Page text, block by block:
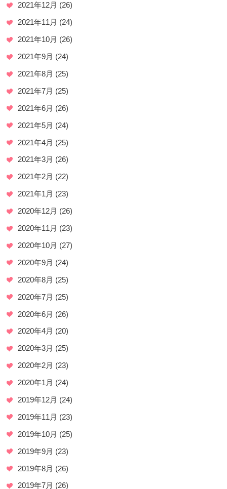
2021年12月 (26)
2021年11月 (24)
2021年10月 (26)
2021年9月 (24)
2021年8月 (25)
2021年7月 (25)
2021年6月 (26)
2021年5月 (24)
2021年4月 (25)
2021年3月 (26)
2021年2月 (22)
2021年1月 (23)
2020年12月 (26)
2020年11月 (23)
2020年10月 (27)
2020年9月 (24)
2020年8月 (25)
2020年7月 (25)
2020年6月 (26)
2020年4月 (20)
2020年3月 (25)
2020年2月 (23)
2020年1月 (24)
2019年12月 (24)
2019年11月 (23)
2019年10月 (25)
2019年9月 (23)
2019年8月 (26)
2019年7月 (26)